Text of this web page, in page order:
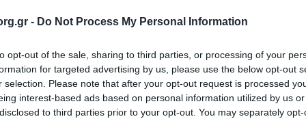
- Do Not Process My Personal Information
opt-out of the sale, sharing to third parties, or processing of your
for targeted advertising by us, please use the below opt-out
selection. Please note that after your opt-out request is processed
interest-based ads based on personal information utilized by us
to third parties prior to your opt-out. You may separately
(WO.S.M. - World Scout Movement) σε συνεργασία
σήμα για περιβαλλοντικές δράσεις με τίτλο “Panda